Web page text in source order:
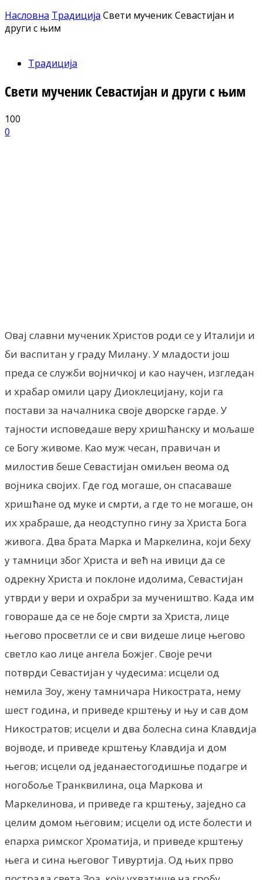
Насловна Традиција Свети мученик Севастијан и
други с њим
Традиција
Свети мученик Севастијан и други с њим
100
0
Овај славни мученик Христов роди се у Италији и
би васпитан у граду Милану. У младости још
преда се служби војничкој и као научен, изгледан
и храбар омили цару Диоклецијану, који га
постави за началника своје дворске гарде. У
тајности исповедаше веру хришћанску и мољаше
се Богу живоме. Као муж чесан, правичан и
милостив беше Севастијан омиљен веома од
војника својих. Где год могаше, он спасаваше
хришћане од муке и смрти, а где то не могаше, он
их храбраше, да неодступно гину за Христа Бога
живога. Два брата Марка и Маркелина, који беху
у тамници због Христа и већ на ивици да се
одрекну Христа и поклоне идолима, Севастијан
утврди у вери и охрабри за мучеништво. Када им
говораше да се не боје смрти за Христа, лице
његово просветли се и сви видеше лице његово
светло као лице ангела Божјег. Своје речи
потврди Севастијан у чудесима: исцели од
немила Зоу, жену тамничара Никострата, нему
шест година, и приведе крштењу и њу и сав дом
Никостратов; исцели и два болесна сина Клавдија
војводе, и приведе крштењу Клавдија и дом
његов; исцели од једанаестогодишње подагре и
ногобоље Транквилина, оца Маркова и
Маркелинова, и приведе га крштењу, заједно са
целим домом његовим; исцели од исте болести и
епарха римског Хроматија, и приведе крштењу
њега и сина његовог Тивуртија. Од њих прво